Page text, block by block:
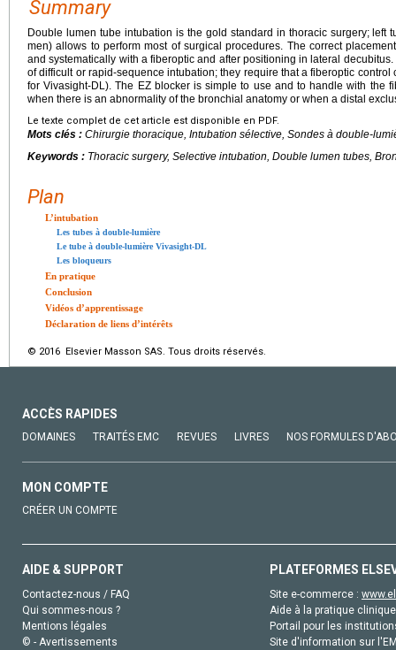
Summary
Double lumen tube intubation is the gold standard in thoracic surgery; left
men) allows to perform most of surgical procedures. The correct
and systematically with a fiberoptic and after positioning in lateral
of difficult or rapid-sequence intubation; they require that a fiberoptic
for Vivasight-DL). The EZ blocker is simple to use and to handle with the
when there is an abnormality of the bronchial anatomy or when a distal
Le texte complet de cet article est disponible en PDF.
Mots clés : Chirurgie thoracique, Intubation sélective, Sondes à double-
Keywords : Thoracic surgery, Selective intubation, Double lumen tubes,
Plan
L’intubation
Les tubes à double-lumière
Le tube à double-lumière Vivasight-DL
Les bloqueurs
En pratique
Conclusion
Vidéos d’apprentissage
Déclaration de liens d’intérêts
© 2016 Elsevier Masson SAS. Tous droits réservés.
ACCÈS RAPIDES
DOMAINES TRAITÉS EMC REVUES LIVRES NOS FORMULES
MON COMPTE
CRÉER UN COMPTE
AIDE & SUPPORT
Contactez-nous / FAQ
Qui sommes-nous ?
Mentions légales
© - Avertissements
PLATEFORMES
Site e-commerce :
Aide à la pratique
Portail pour les
Site d'information sur